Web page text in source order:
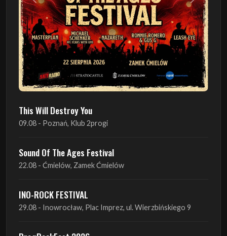
This Will Destroy You
09.08 - Poznań, Klub 2progi
Sound Of The Ages Festival
22.08 - Ćmielów, Zamek Ćmielów
INO-ROCK FESTIVAL
29.08 - Inowrocław, Plac Imprez, ul. Wierzbińskiego 9